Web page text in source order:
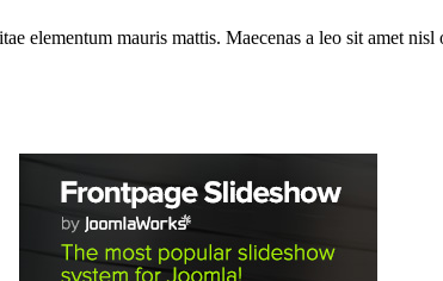
elementum mauris mattis. Maecenas a leo sit amet